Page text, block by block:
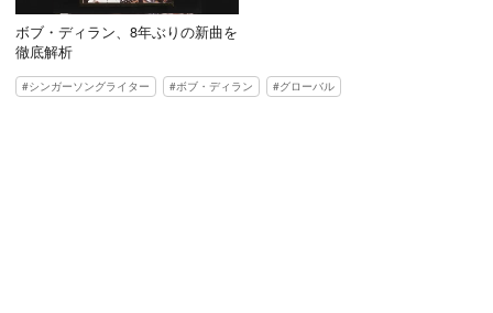
ボブ・ディラン、8年ぶりの新曲を
徹底解析
シンガーソングライター ボブ・ディラン グローバル